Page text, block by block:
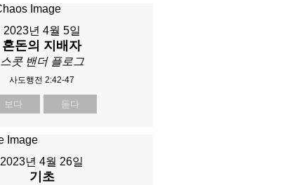
2023년 4월 5일
혼돈의 지배자
스콧 밴더 플로그
사도행전 2:42-47
보다 듣다
2023년 4월 26일
기초